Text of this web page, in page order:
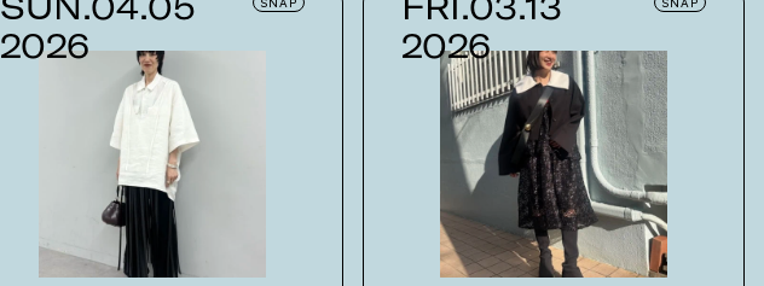
2026
2026